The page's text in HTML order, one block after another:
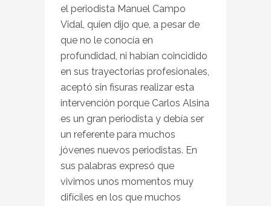
el periodista Manuel Campo
Vidal, quien dijo que, a pesar de
que no le conocía en
profundidad, ni habían coincidido
en sus trayectorias profesionales,
aceptó sin fisuras realizar esta
intervención porque Carlos Alsina
es un gran periodista y debía ser
un referente para muchos
jóvenes nuevos periodistas. En
sus palabras expresó que
vivimos unos momentos muy
difíciles en los que muchos